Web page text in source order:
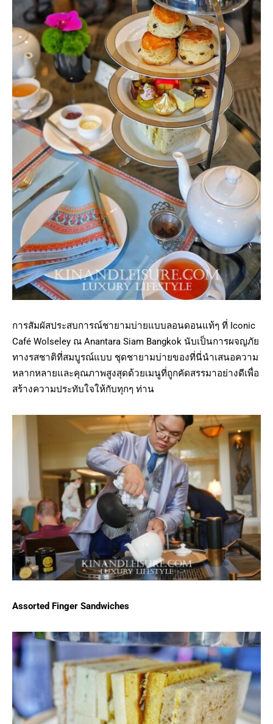
การสัมผัสประสบการณ์ชายามบ่ายแบบลอนดอนแท้ๆ ที่ Iconic
Café Wolseley ณ Anantara Siam Bangkok นับเป็นการผจญภัย
ทางรสชาติที่สมบูรณ์แบบ ชุดชายามบ่ายของที่นี่นำเสนอความ
หลากหลายและคุณภาพสูงสุดด้วยเมนูที่ถูกคัดสรรมาอย่างดีเพื่อ
สร้างความประทับใจให้กับทุกๆ ท่าน
Assorted Finger Sandwiches